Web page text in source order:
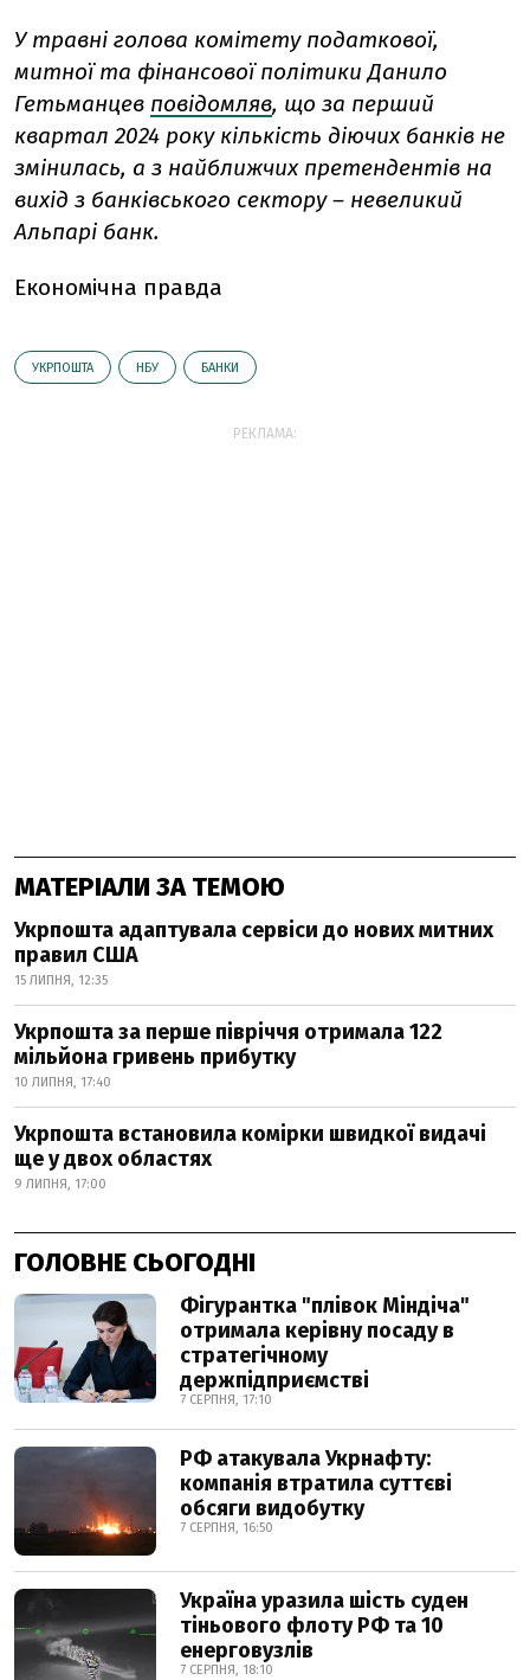
У травні голова комітету податкової,
митної та фінансової політики Данило
Гетьманцев повідомляв, що за перший
квартал 2024 року кількість діючих банків не
змінилась, а з найближчих претендентів на
вихід з банківського сектору – невеликий
Альпарі банк.
Економічна правда
УКРПОШТА НБУ БАНКИ
РЕКЛАМА:
МАТЕРІАЛИ ЗА ТЕМОЮ
Укрпошта адаптувала сервіси до нових митних
правил США
15 ЛИПНЯ, 12:35
Укрпошта за перше півріччя отримала 122
мільйона гривень прибутку
10 ЛИПНЯ, 17:40
Укрпошта встановила комірки швидкої видачі
ще у двох областях
9 ЛИПНЯ, 17:00
ГОЛОВНЕ СЬОГОДНІ
Фігурантка "плівок Міндіча"
отримала керівну посаду в
стратегічному
держпідприємстві
7 СЕРПНЯ, 17:10
РФ атакувала Укрнафту:
компанія втратила суттєві
обсяги видобутку
7 СЕРПНЯ, 16:50
Україна уразила шість суден
тіньового флоту РФ та 10
енерговузлів
7 СЕРПНЯ, 18:10